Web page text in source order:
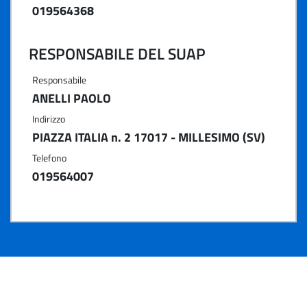
019564368
RESPONSABILE DEL SUAP
Responsabile
ANELLI PAOLO
Indirizzo
PIAZZA ITALIA n. 2 17017 - MILLESIMO (SV)
Telefono
019564007